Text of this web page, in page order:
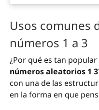
Usos comunes
números 1 a 3
¿Por qué es tan
números aleatorios 1 3
con una de las
en la forma en que